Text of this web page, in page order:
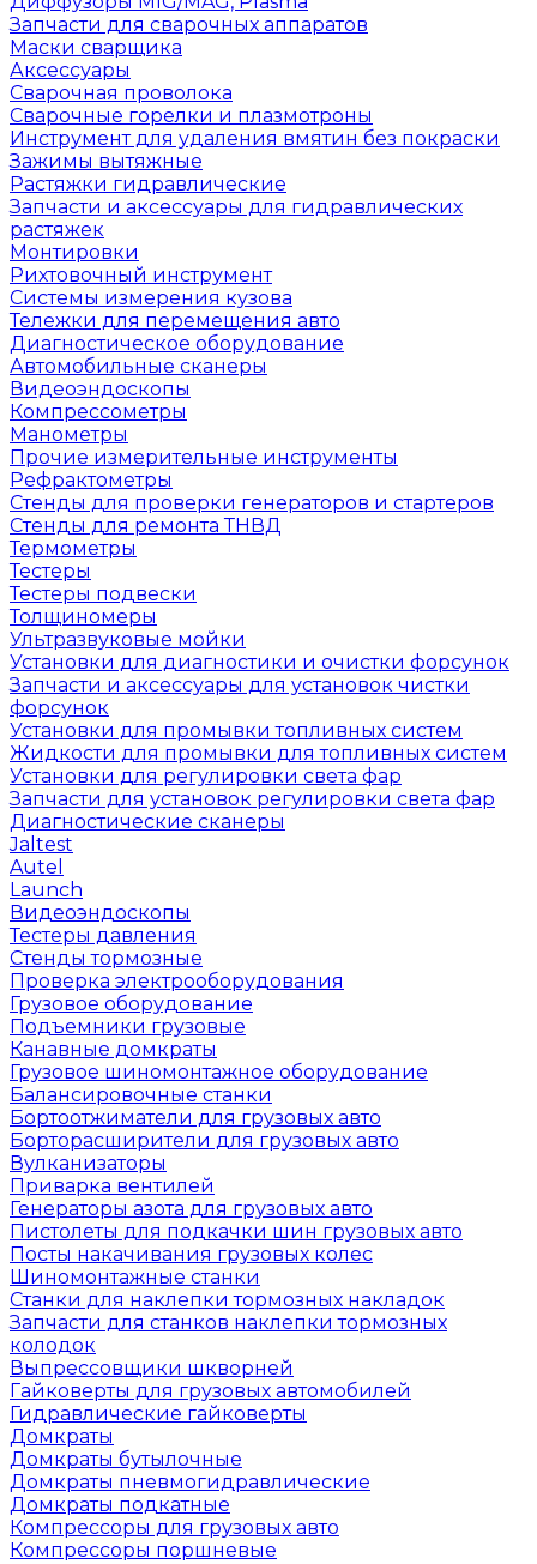
Запчасти для сварочных аппаратов
Маски сварщика
Аксессуары
Сварочная проволока
Сварочные горелки и плазмотроны
Инструмент для удаления вмятин без покраски
Зажимы вытяжные
Растяжки гидравлические
Запчасти и аксессуары для гидравлических
растяжек
Монтировки
Рихтовочный инструмент
Системы измерения кузова
Тележки для перемещения авто
Диагностическое оборудование
Автомобильные сканеры
Видеоэндоскопы
Компрессометры
Манометры
Прочие измерительные инструменты
Рефрактометры
Стенды для проверки генераторов и стартеров
Стенды для ремонта ТНВД
Термометры
Тестеры
Тестеры подвески
Толщиномеры
Ультразвуковые мойки
Установки для диагностики и очистки форсунок
Запчасти и аксессуары для установок чистки
форсунок
Установки для промывки топливных систем
Жидкости для промывки для топливных систем
Установки для регулировки света фар
Запчасти для установок регулировки света фар
Диагностические сканеры
Jaltest
Autel
Launch
Видеоэндоскопы
Тестеры давления
Стенды тормозные
Проверка электрооборудования
Грузовое оборудование
Подъемники грузовые
Канавные домкраты
Грузовое шиномонтажное оборудование
Балансировочные станки
Бортоотжиматели для грузовых авто
Борторасширители для грузовых авто
Вулканизаторы
Приварка вентилей
Генераторы азота для грузовых авто
Пистолеты для подкачки шин грузовых авто
Посты накачивания грузовых колес
Шиномонтажные станки
Станки для наклепки тормозных накладок
Запчасти для станков наклепки тормозных
колодок
Выпрессовщики шкворней
Гайковерты для грузовых автомобилей
Гидравлические гайковерты
Домкраты
Домкраты бутылочные
Домкраты пневмогидравлические
Домкраты подкатные
Компрессоры для грузовых авто
Компрессоры поршневые